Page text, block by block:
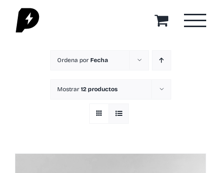
Saltar
contenido
Ordena por Fecha
Mostrar 12 productos